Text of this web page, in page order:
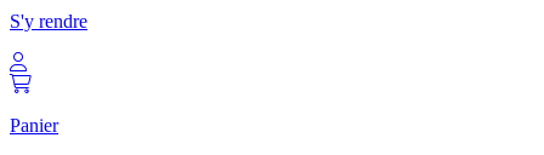
S'y rendre
Panier